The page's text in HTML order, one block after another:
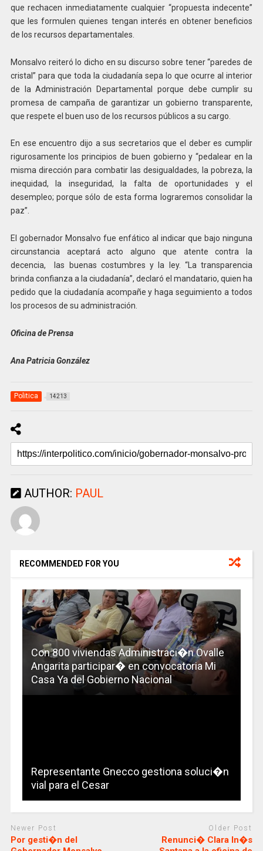
que rechacen inmediatamente cualquier “propuesta indecente”
que les formulen quienes tengan interés en obtener beneficios
de los recursos departamentales.
Monsalvo reiteró lo dicho en su discurso sobre tener “paredes de
cristal” para que toda la ciudadanía sepa lo que ocurre al interior
de la Administración Departamental porque debe cumplir su
promesa de campaña de garantizar un gobierno transparente,
que respete el buen uso de los recursos públicos a su cargo.
En ese encuentro dijo a sus secretarios que el deber es cumplir
rigurosamente los principios de buen gobierno y “pedalear en la
misma dirección para combatir las desigualdades, la pobreza, la
inequidad, la inseguridad, la falta de oportunidades y el
desempleo; porque sólo de esta forma lograremos consolidar la
paz”.
El gobernador Monsalvo fue enfático al indicar que bajo ninguna
circunstancia aceptará acto alguno que atente contra la
decencia, las buenas costumbres y la ley. “La transparencia
brinda confianza a la ciudadanía”, declaró el mandatario, quien ha
pedido que la ciudadanía acompañe y haga seguimiento a todos
los procesos de su administración.
Oficina de Prensa
Ana Patricia González
Politica 14213
AUTHOR: PAUL
RECOMMENDED FOR YOU
Con 800 viviendas Administraci�n Ovalle
Angarita participar� en convocatoria Mi
Casa Ya del Gobierno Nacional
Representante Gnecco gestiona soluci�n
vial para el Cesar
Newer Post
Por gesti�n del
Older Post
Renunci� Clara In�s